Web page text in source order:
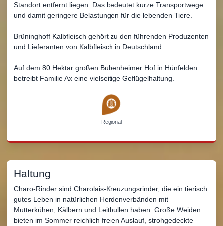
Standort entfernt liegen. Das bedeutet kurze Transportwege
und damit geringere Belastungen für die lebenden Tiere.
Brüninghoff Kalbfleisch gehört zu den führenden Produzenten
und Lieferanten von Kalbfleisch in Deutschland.
Auf dem 80 Hektar großen Bubenheimer Hof in Hünfelden
betreibt Familie Ax eine vielseitige Geflügelhaltung.
Regional
Haltung
Charo-Rinder sind Charolais-Kreuzungsrinder, die ein tierisch
gutes Leben in natürlichen Herdenverbänden mit
Mutterkühen, Kälbern und Leitbullen haben. Große Weiden
bieten im Sommer reichlich freien Auslauf, strohgedeckte